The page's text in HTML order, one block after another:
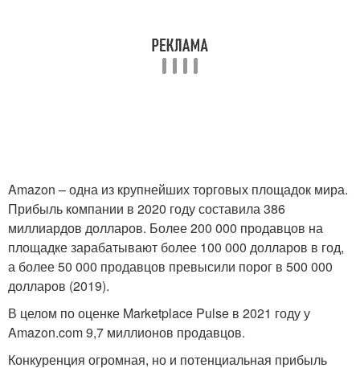
Amazon – одна из крупнейших торговых площадок мира.
Прибыль компании в 2020 году составила 386
миллиардов долларов. Более 200 000 продавцов на
площадке зарабатывают более 100 000 долларов в год,
а более 50 000 продавцов превысили порог в 500 000
долларов (2019).
В целом по оценке Marketplace Pulse в 2021 году у
Amazon.com 9,7 миллионов продавцов.
Конкуренция огромная, но и потенциальная прибыль